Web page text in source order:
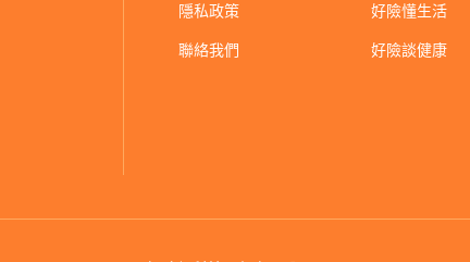
隱私政策
聯絡我們
好險懂生活
好險談健康